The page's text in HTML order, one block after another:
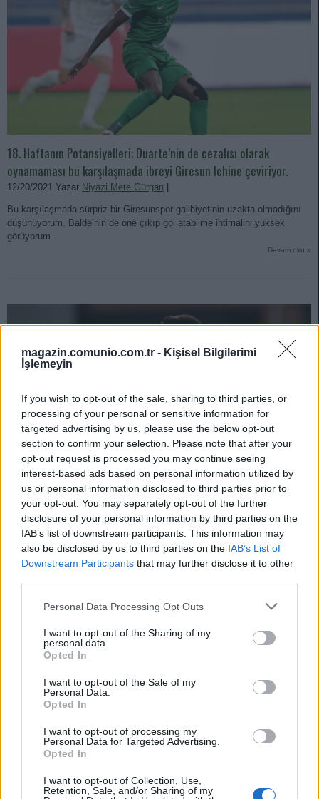
magazin.comunio.com.tr - Kişisel Bilgilerimi
İşlemeyin
If you wish to opt-out of the sale, sharing to third parties, or
processing of your personal or sensitive information for
targeted advertising by us, please use the below opt-out
section to confirm your selection. Please note that after your
opt-out request is processed you may continue seeing
interest-based ads based on personal information utilized by
us or personal information disclosed to third parties prior to
your opt-out. You may separately opt-out of the further
disclosure of your personal information by third parties on the
IAB’s list of downstream participants. This information may
also be disclosed by us to third parties on the IAB’s List of
Downstream Participants that may further disclose it to other
Please note that this website/app uses one or more Google
not limited to your visit or usage behaviour. You may click to
grant or deny consent to Google and its third-party tags to
use your data for below specified purposes in below Google
consent section.
Personal Data Processing Opt Outs
I want to opt-out of the Sharing of my
personal data.
Opted In
I want to opt-out of the Sale of my
Personal Data.
Opted In
I want to opt-out of processing my
Personal Data for Targeted Advertising.
Opted In
I want to opt-out of Collection, Use,
Retention, Sale, and/or Sharing of my
18. Haftanın Potansiyelleri: Duarte’nin de cezalısı olarak
oynamaması bu karşılaşmada ibreyi Giresun lehine çeviriyor.
12/20/2021 Yazar Niyazi Mete Gürgan
Bu karşılaşmada sürpriz bir Giresunspor galibiyetinin uzakta olmadığını
düşünüyorum. Balde’nin de öne çıkıp gol atabilme ihtimalini yüksek
görüyorum.
Devam oku »
Sürpriz Adayları – 4. Hafta: Gerçek bir sürpriz. Ayağının tozu ile
ağaları sallayabilir!
09/10/2021 Yazar Niyazi Mete Gürgan |
Devam oku »